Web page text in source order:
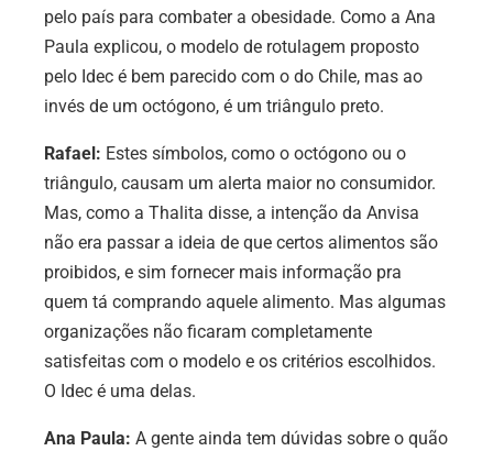
pelo país para combater a obesidade. Como a Ana
Paula explicou, o modelo de rotulagem proposto
pelo Idec é bem parecido com o do Chile, mas ao
invés de um octógono, é um triângulo preto.
Rafael: Estes símbolos, como o octógono ou o
triângulo, causam um alerta maior no consumidor.
Mas, como a Thalita disse, a intenção da Anvisa
não era passar a ideia de que certos alimentos são
proibidos, e sim fornecer mais informação pra
quem tá comprando aquele alimento. Mas algumas
organizações não ficaram completamente
satisfeitas com o modelo e os critérios escolhidos.
O Idec é uma delas.
Ana Paula: A gente ainda tem dúvidas sobre o quão